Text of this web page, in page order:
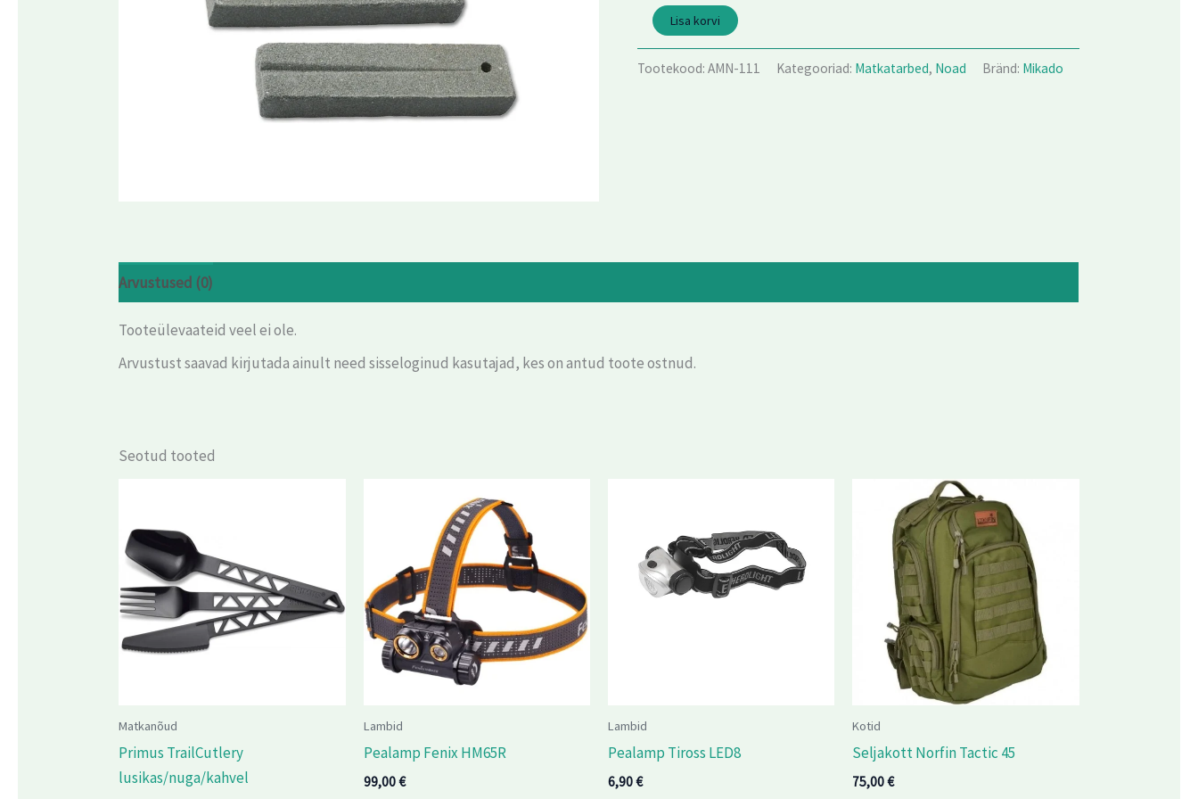
Lisa korvi
Tootekood:AMN-111 Kategooriad: Matkatarbed, Noad Bränd: Mikado
Arvustused (0)
Tooteülevaateid veel ei ole.
Arvustust saavad kirjutada ainult need sisseloginud kasutajad, kes on antud toote ostnud.
Seotud tooted
Matkanõud
Primus TrailCutlery
lusikas/nuga/kahvel
Lambid
Pealamp Fenix HM65R
99,00€
Lambid
Pealamp Tiross LED8
6,90€
Kotid
Seljakott Norfin Tactic 45
75,00€